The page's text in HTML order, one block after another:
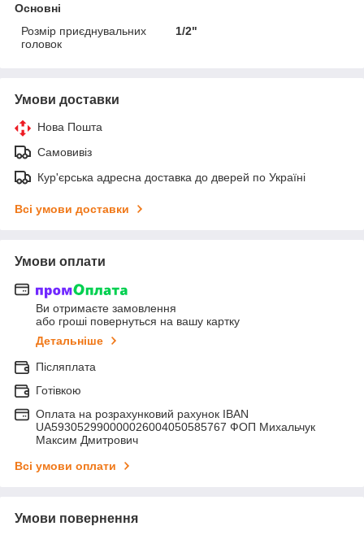
Основні
Розмір приєднувальних
головок
1/2"
Умови доставки
Нова Пошта
Самовивіз
Кур'єрська адресна доставка до дверей по Україні
Всі умови доставки
Умови оплати
Ви отримаєте замовлення
або гроші повернуться на вашу картку
Детальніше
Післяплата
Готівкою
Оплата на розрахунковий рахунок IBAN
UA593052990000026004050585767 ФОП Михальчук
Максим Дмитрович
Всі умови оплати
Умови повернення